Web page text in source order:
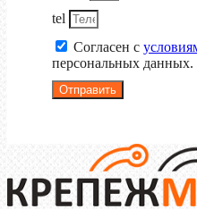
tel
Согласен с
персональных данных.
Отправить